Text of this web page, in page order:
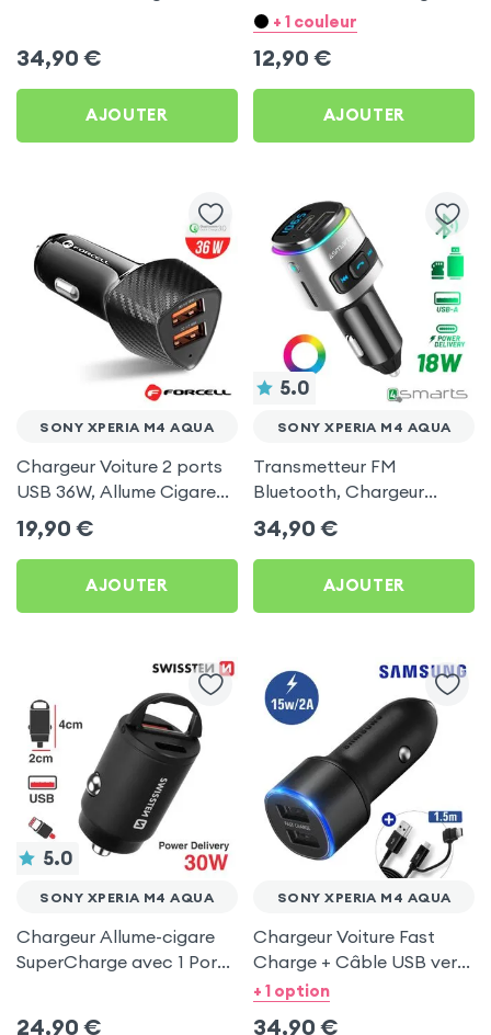
34,90 €
AJOUTER
Ultra Compact avec
+ 1 couleur
12,90 €
AJOUTER
SONY XPERIA M4 AQUA
Chargeur Voiture 2 ports
USB 36W, Allume Cigare
avec Finition Carbone
pour Sony Xperia M4
Aqua
19,90 €
AJOUTER
5.0
SONY XPERIA M4 AQUA
Transmetteur FM
Bluetooth, Chargeur
Allume-Cigare USB / USB-
C, Kit Main Libre
Multifonction - 4smarts
34,90 €
AJOUTER
5.0
SONY XPERIA M4 AQUA
Chargeur Allume-cigare
SuperCharge avec 1 Ports
24,90 €
SONY XPERIA M4 AQUA
Chargeur Voiture Fast
Charge + Câble USB vers
Micro-USB et USB-C 1.5m,
+ 1 option
34,90 €